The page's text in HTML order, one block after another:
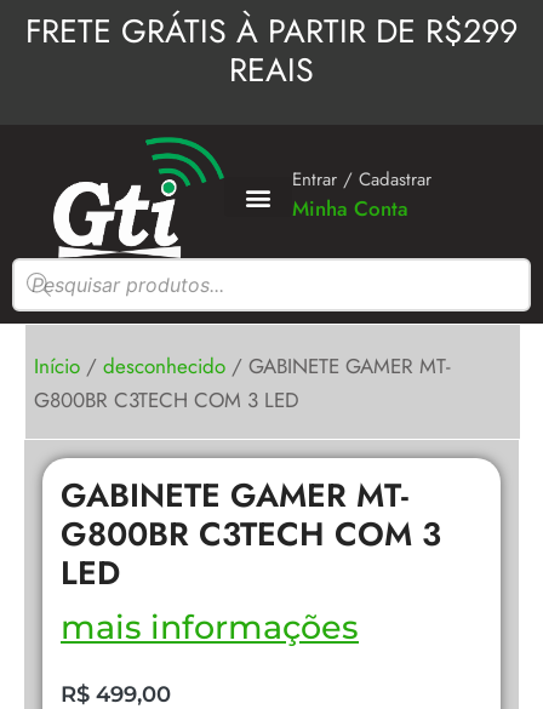
paraFRETE GRÁTIS À PARTIR DE R$299
REAIS
Entrar / Cadastrar
Minha Conta
Pesquisar
produtos
Início / desconhecido / GABINETE GAMER MT-
G800BR C3TECH COM 3 LED
GABINETE GAMER MT-
G800BR C3TECH COM 3
LED
mais informações
R$ 499,00